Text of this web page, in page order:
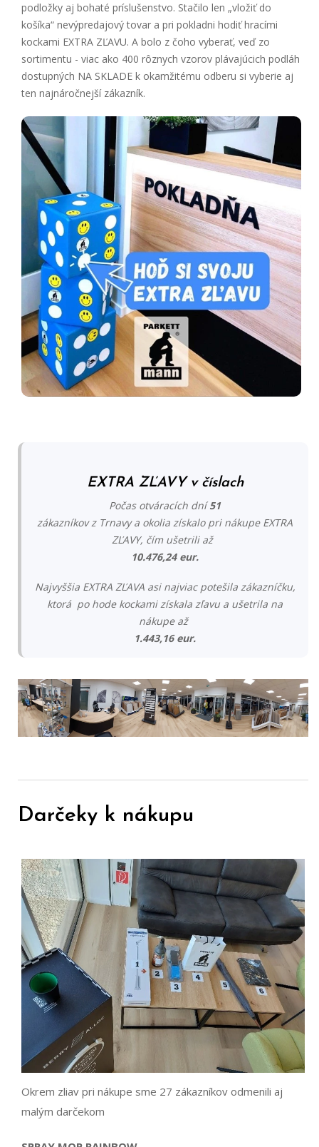
podložky aj bohaté príslušenstvo. Stačilo len „vložiť do
košíka“ nevýpredajový tovar a pri pokladni hodiť hracími
kockami EXTRA ZĽAVU. A bolo z čoho vyberať, veď zo
sortimentu - viac ako 400 rôznych vzorov plávajúcich podláh
dostupných NA SKLADE k okamžitému odberu si vyberie aj
ten najnáročnejší zákazník.
EXTRA ZĽAVY v číslach
Počas otváracích dní51
zákazníkov z Trnavy a okolia získalo pri nákupe EXTRA
ZĽAVY, čím ušetrili až
10.476,24 eur.
Najvyššia EXTRA ZĽAVA asi najviac potešila zákazníčku,
ktorá po hode kockami získala zľavu a ušetrila na
nákupe až
1.443,16 eur.
Darčeky k nákupu
Okrem zliav pri nákupe sme 27 zákazníkov odmenili aj
malým darčekom